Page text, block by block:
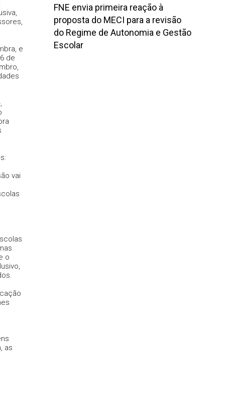
e
de
vai
o
as
FNE envia primeira reação à
proposta do MECI para a revisão
do Regime de Autonomia e Gestão
Escolar